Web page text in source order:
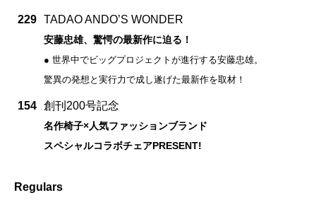
229 TADAO ANDO’S WONDER
安藤忠雄、驚愕の最新作に迫る！
● 世界中でビッグプロジェクトが進行する安藤忠雄。
驚異の発想と実行力で成し遂げた最新作を取材！
154 創刊200号記念
名作椅子×人気ファッションブランド
スペシャルコラボチェアPRESENT!
Regulars